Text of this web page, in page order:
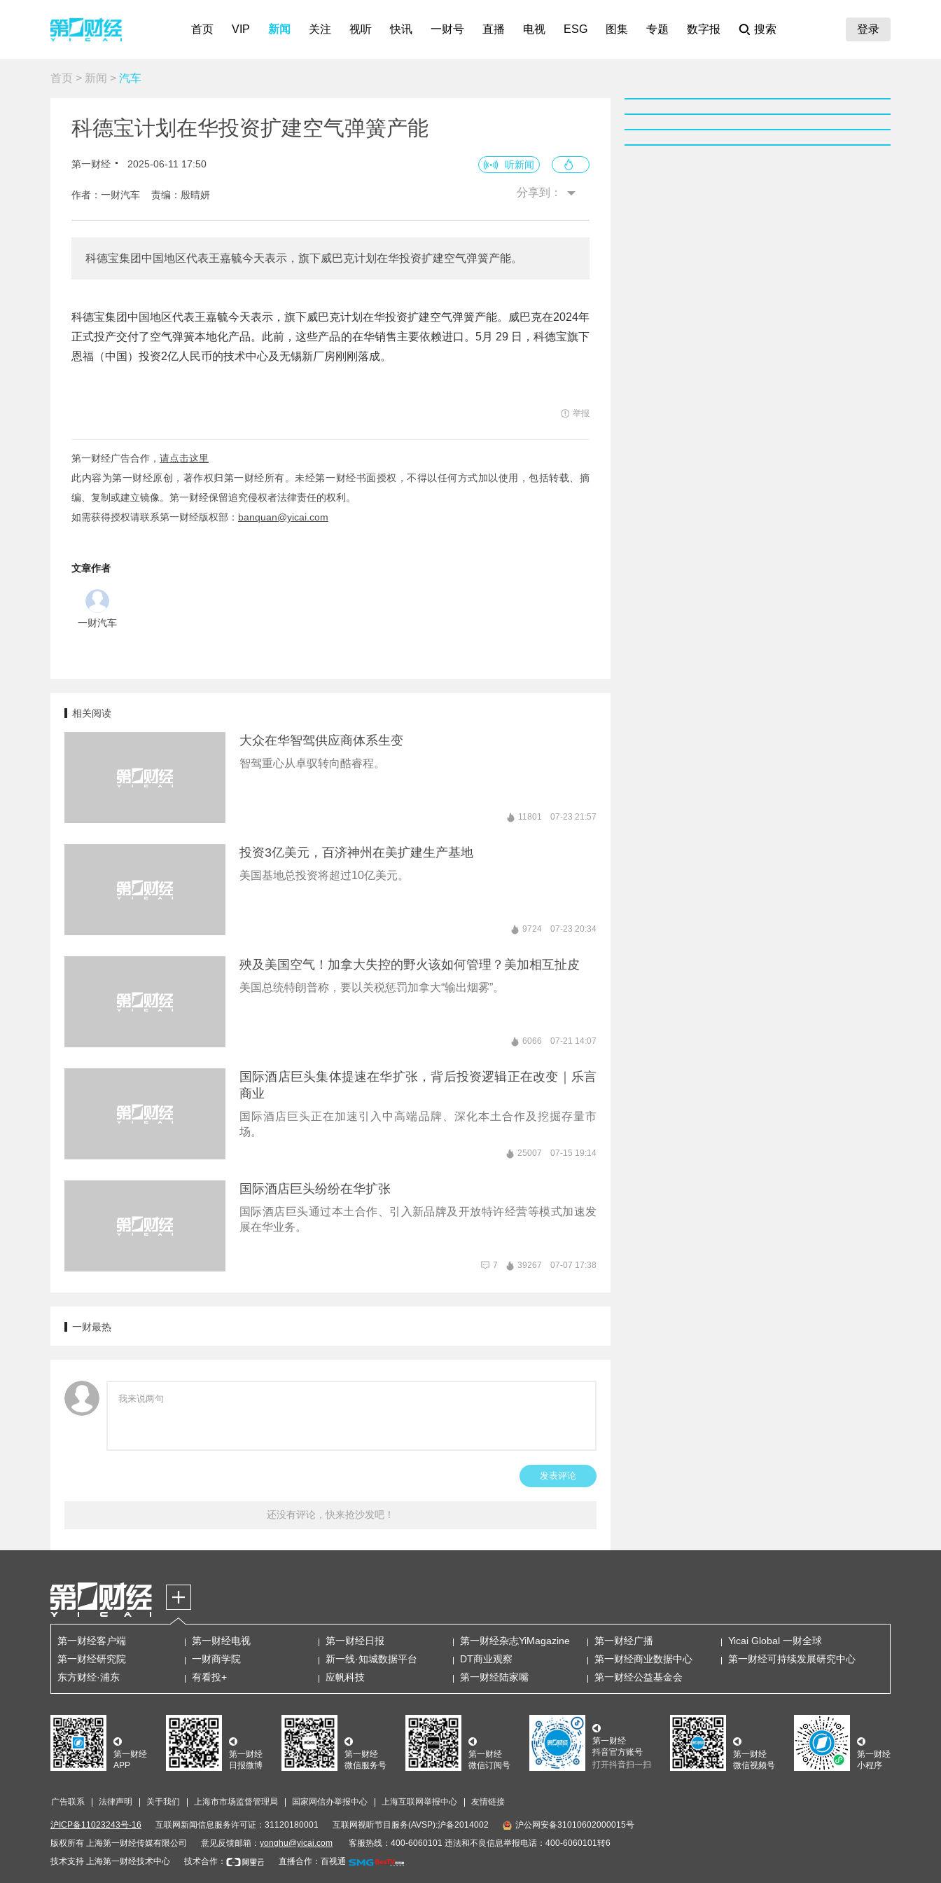
首页 VIP 新闻 关注 视听 快讯 一财号 直播 电视 ESG 图集 专题 数字报 搜索 登录
首页 > 新闻 > 汽车
科德宝计划在华投资扩建空气弹簧产能
第一财经 2025-06-11 17:50 听新闻
作者：一财汽车 责编：殷晴妍 分享到：
科德宝集团中国地区代表王嘉毓今天表示，旗下威巴克计划在华投资扩建空气弹簧产能。
科德宝集团中国地区代表王嘉毓今天表示，旗下威巴克计划在华投资扩建空气弹簧产能。威巴克在2024年
正式投产交付了空气弹簧本地化产品。此前，这些产品的在华销售主要依赖进口。5月 29 日，科德宝旗下
恩福（中国）投资2亿人民币的技术中心及无锡新厂房刚刚落成。
举报
第一财经广告合作， 请点击这里
此内容为第一财经原创，著作权归第一财经所有。未经第一财经书面授权，不得以任何方式加以使用，包括转载、摘
编、复制或建立镜像。第一财经保留追究侵权者法律责任的权利。
如需获得授权请联系第一财经版权部： banquan@yicai.com
文章作者
一财汽车
相关阅读
大众在华智驾供应商体系生变
智驾重心从卓驭转向酷睿程。
11801 07-23 21:57
投资3亿美元，百济神州在美扩建生产基地
美国基地总投资将超过10亿美元。
9724 07-23 20:34
殃及美国空气！加拿大失控的野火该如何管理？美加相互扯皮
美国总统特朗普称，要以关税惩罚加拿大“输出烟雾”。
6066 07-21 14:07
国际酒店巨头集体提速在华扩张，背后投资逻辑正在改变｜乐言
商业
国际酒店巨头正在加速引入中高端品牌、深化本土合作及挖掘存量市
场。
25007 07-15 19:14
国际酒店巨头纷纷在华扩张
国际酒店巨头通过本土合作、引入新品牌及开放特许经营等模式加速发
展在华业务。
7 39267 07-07 17:38
一财最热
发表评论
还没有评论，快来抢沙发吧！
第一财经客户端 第一财经电视 第一财经日报 第一财经杂志YiMagazine 第一财经广播
Yicai Global 一财全球
第一财经研究院
一财商学院 新一线·知城数据平台 DT商业观察 第一财经商业数据中心
第一财经可持续发展研究中心
东方财经·浦东
有看投+ 应帆科技 第一财经陆家嘴 第一财经公益基金会
第一财经
APP
第一财经
日报微博
第一财经
微信服务号
第一财经
微信订阅号
第一财经
抖音官方账号
打开抖音扫一扫
第一财经
微信视频号
第一财经
小程序
广告联系 法律声明 关于我们 上海市市场监督管理局 国家网信办举报中心 上海互联网举报中心 友情链接
沪ICP备11023243号-16 互联网新闻信息服务许可证：31120180001 互联网视听节目服务(AVSP):沪备2014002
沪公网安备31010602000015号
版权所有 上海第一财经传媒有限公司
意见反馈邮箱： yonghu@yicai.com
客服热线：400-6060101 违法和不良信息举报电话：400-6060101转6
技术支持 上海第一财经技术中心
技术合作： 直播合作：百视通